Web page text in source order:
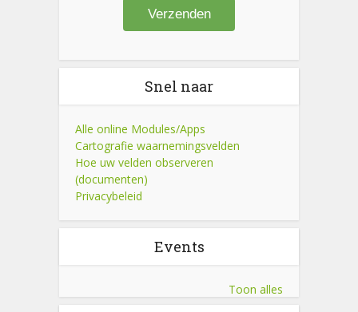
Snel naar
Alle online Modules/Apps
Cartografie waarnemingsvelden
Hoe uw velden observeren
(documenten)
Privacybeleid
Events
Toon alles